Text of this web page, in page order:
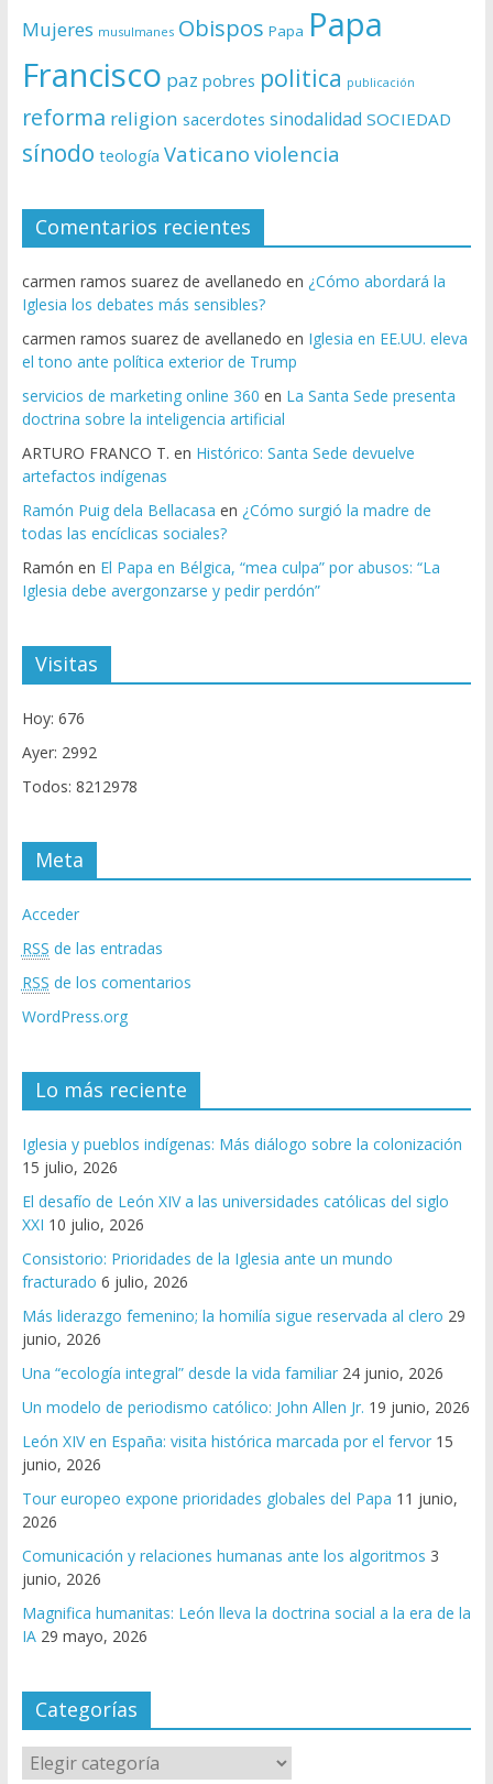
Mujeres musulmanes Obispos Papa Papa
Francisco paz pobres politica publicación
reforma religion sacerdotes sinodalidad SOCIEDAD
sínodo teología Vaticano violencia
Comentarios recientes
carmen ramos suarez de avellanedo en ¿Cómo abordará la
Iglesia los debates más sensibles?
carmen ramos suarez de avellanedo en Iglesia en EE.UU. eleva
el tono ante política exterior de Trump
servicios de marketing online 360 en La Santa Sede presenta
doctrina sobre la inteligencia artificial
ARTURO FRANCO T. en Histórico: Santa Sede devuelve
artefactos indígenas
Ramón Puig dela Bellacasa en ¿Cómo surgió la madre de
todas las encíclicas sociales?
Ramón en El Papa en Bélgica, “mea culpa” por abusos: “La
Iglesia debe avergonzarse y pedir perdón”
Visitas
Hoy: 676
Ayer: 2992
Todos: 8212978
Meta
Acceder
RSS de las entradas
RSS de los comentarios
WordPress.org
Lo más reciente
Iglesia y pueblos indígenas: Más diálogo sobre la colonización
15 julio, 2026
El desafío de León XIV a las universidades católicas del siglo
XXI 10 julio, 2026
Consistorio: Prioridades de la Iglesia ante un mundo
fracturado 6 julio, 2026
Más liderazgo femenino; la homilía sigue reservada al clero 29
junio, 2026
Una “ecología integral” desde la vida familiar 24 junio, 2026
Un modelo de periodismo católico: John Allen Jr. 19 junio, 2026
León XIV en España: visita histórica marcada por el fervor 15
junio, 2026
Tour europeo expone prioridades globales del Papa 11 junio,
2026
Comunicación y relaciones humanas ante los algoritmos 3
junio, 2026
Magnifica humanitas: León lleva la doctrina social a la era de la
IA 29 mayo, 2026
Categorías